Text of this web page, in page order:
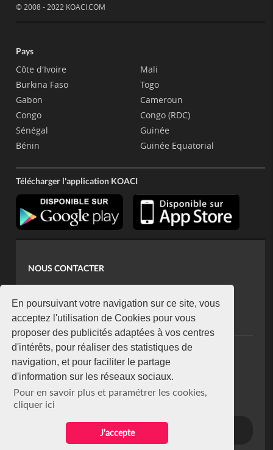
En poursuivant votre navigation sur ce site, vous
acceptez l'utilisation de Cookies pour vous
proposer des publicités adaptées à vos centres
d'intérêts, pour réaliser des statistiques de
navigation, et pour faciliter le partage
d'information sur les réseaux sociaux.
Pour en savoir plus et paramétrer les cookies,
cliquer ici
J'accepte
© 2008 - 2022 KOACI.COM
Pays
Côte d'Ivoire
Burkina Faso
Gabon
Congo
Sénégal
Bénin
Mali
Togo
Cameroun
Congo (RDC)
Guinée
Guinée Equatorial
Télécharger l'application KOACI
NOUS CONTACTER
koaci@yahoo.fr
+225 07 08 85 52 93
NEWSLETTER
Restez connecté via notre newsletter
S'abonner
Se désabonner